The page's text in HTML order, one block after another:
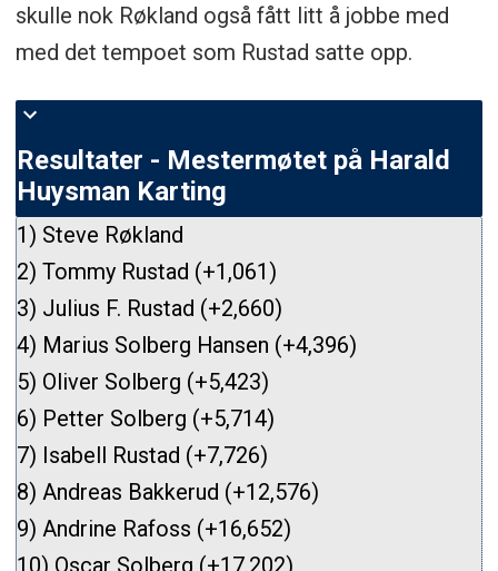
skulle nok Røkland også fått litt å jobbe med
med det tempoet som Rustad satte opp.
Resultater - Mestermøtet på Harald
Huysman Karting
1) Steve Røkland
2) Tommy Rustad (+1,061)
3) Julius F. Rustad (+2,660)
4) Marius Solberg Hansen (+4,396)
5) Oliver Solberg (+5,423)
6) Petter Solberg (+5,714)
7) Isabell Rustad (+7,726)
8) Andreas Bakkerud (+12,576)
9) Andrine Rafoss (+16,652)
10) Oscar Solberg (+17,202)